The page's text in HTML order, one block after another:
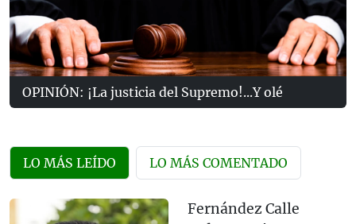
OPINIÓN: ¡La justicia del Supremo!...Y olé
LO MÁS LEÍDO LO MÁS COMENTADO
Fernández Calle